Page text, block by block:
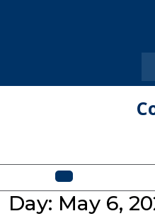
Menu
Day: May 6,